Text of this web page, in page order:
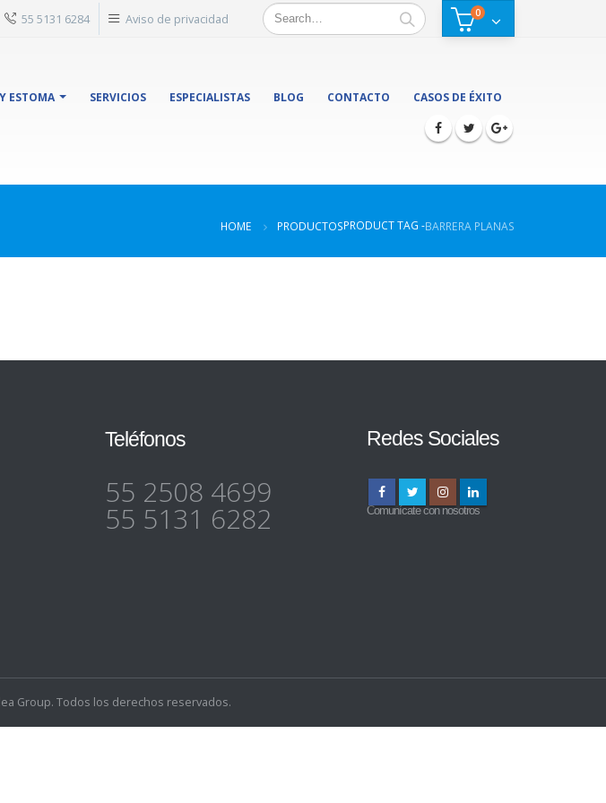
55 5131 6284 Aviso de privacidad 0
ESTOMA SERVICIOS ESPECIALISTAS BLOG CONTACTO CASOS DE ÉXITO
HOME PRODUCTOSPRODUCT TAG -BARRERA PLANAS
Teléfonos
55 2508 4699
55 5131 6282
Redes Sociales
Comunícate con nosotros
Group. Todos los derechos reservados.